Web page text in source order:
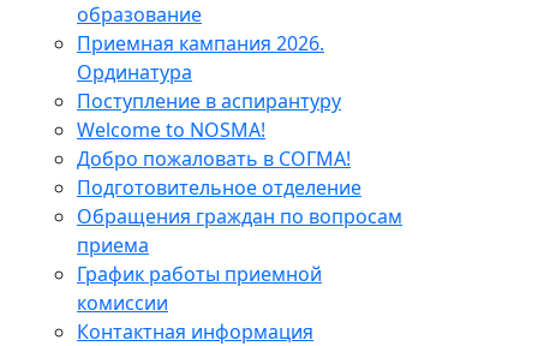
образование
Приемная кампания 2026.
Ординатура
Поступление в аспирантуру
Welcome to NOSMA!
Добро пожаловать в СОГМА!
Подготовительное отделение
Обращения граждан по вопросам
приема
График работы приемной
комиссии
Контактная информация